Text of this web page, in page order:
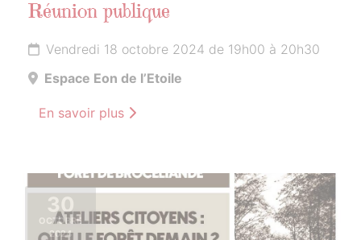
Réunion publique
Vendredi 18 octobre 2024 de 19h00 à 20h30
Espace Eon de l’Etoile
En savoir plus
30
OCTOBRE
2024